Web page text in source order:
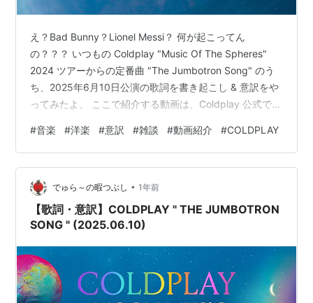
え？Bad Bunny？Lionel Messi？ 何が起こってん
の？？？ いつもの Coldplay "Music Of The Spheres"
2024 ツアーからの定番曲 "The Jumbotron Song" のう
ち、2025年6月10日公演の歌詞を書き起こし & 意訳をや
ってみたよ。 ここで紹介する動画は、Coldplay 公式で公
可能性があります。 www.youtube.com タイトル：The
Jumbotron Song 作 詞：Chris Martin 作 曲：Chris
Martin 収録日 ：Coldplay "M…
#音楽 #洋楽 #意訳 #雑談 #動画紹介 #COLDPLAY
でゅら～の暇つぶし • 1年前
【歌詞・意訳】COLDPLAY " THE JUMBOTRON
SONG " (2025.06.10)